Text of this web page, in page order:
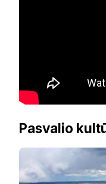
Pasvalio